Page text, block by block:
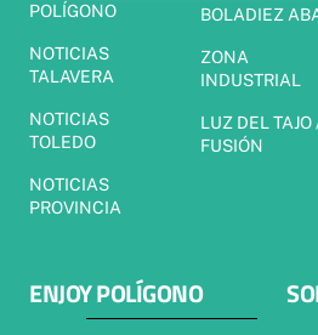
POLÍGONO
NOTICIAS
TALAVERA
NOTICIAS
TOLEDO
NOTICIAS
PROVINCIA
BOLADIEZ
ZONA
INDUSTRIAL
LUZ DEL TAJO
FUSIÓN
ENJOY POLÍGONO